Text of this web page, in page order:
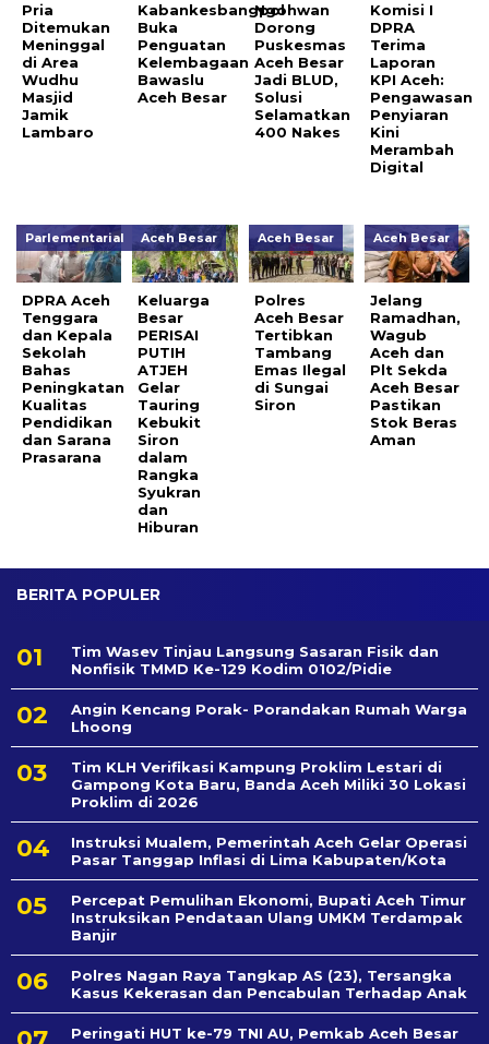
Pria
Ditemukan
Meninggal
di Area
Wudhu
Masjid
Jamik
Lambaro
Kabankesbangpol
Buka
Penguatan
Kelembagaan
Bawaslu
Aceh Besar
Ngohwan
Dorong
Puskesmas
Aceh Besar
Jadi BLUD,
Solusi
Selamatkan
400 Nakes
Komisi I
DPRA
Terima
Laporan
KPI Aceh:
Pengawasan
Penyiaran
Kini
Merambah
Digital
Parlementarial
DPRA Aceh
Tenggara
dan Kepala
Sekolah
Bahas
Peningkatan
Kualitas
Pendidikan
dan Sarana
Prasarana
Aceh Besar
Keluarga
Besar
PERISAI
PUTIH
ATJEH
Gelar
Tauring
Kebukit
Siron
dalam
Rangka
Syukran
dan
Hiburan
Aceh Besar
Polres
Aceh Besar
Tertibkan
Tambang
Emas Ilegal
di Sungai
Siron
Aceh Besar
Jelang
Ramadhan,
Wagub
Aceh dan
Plt Sekda
Aceh Besar
Pastikan
Stok Beras
Aman
BERITA POPULER
Tim Wasev Tinjau Langsung Sasaran Fisik dan
Nonfisik TMMD Ke-129 Kodim 0102/Pidie
Angin Kencang Porak- Porandakan Rumah Warga
Lhoong
Tim KLH Verifikasi Kampung Proklim Lestari di
Gampong Kota Baru, Banda Aceh Miliki 30 Lokasi
Proklim di 2026
Instruksi Mualem, Pemerintah Aceh Gelar Operasi
Pasar Tanggap Inflasi di Lima Kabupaten/Kota
Percepat Pemulihan Ekonomi, Bupati Aceh Timur
Instruksikan Pendataan Ulang UMKM Terdampak
Banjir
Polres Nagan Raya Tangkap AS (23), Tersangka
Kasus Kekerasan dan Pencabulan Terhadap Anak
Peringati HUT ke-79 TNI AU, Pemkab Aceh Besar